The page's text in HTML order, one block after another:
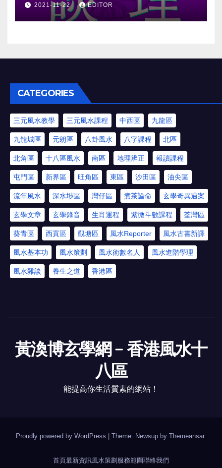
2021-11-22 EDITOR
CATEGORIES
三元風水教學 三元風水課程 中西區 九龍區
九龍城區 元朗區 八卦風水 八字課程 北區
北角區 十八區風水 南區 地理辨正 報讀課程
屯門區 新界區 旺角區 東區 沙田區 油尖區
流年風水 深水埗區 灣仔區 煮茶論命 玄學奇異過案
玄學文章 玄學錄音 生肖運程 紫微斗數課程 荃灣區
葵青區 西貢區 觀塘區 風水Reporter 風水古書新譯
風水基本功 風水策劃 風水術數名人 風水進階學理
風水雜談 養生之道 香港區
黃渙博玄學網﹣香港風水十
八區
能提高你生活質素的網站！
Proudly powered by WordPress Theme: Newsup by Themeansar.
首頁最新資訊風水策劃服務範圍聯絡我們